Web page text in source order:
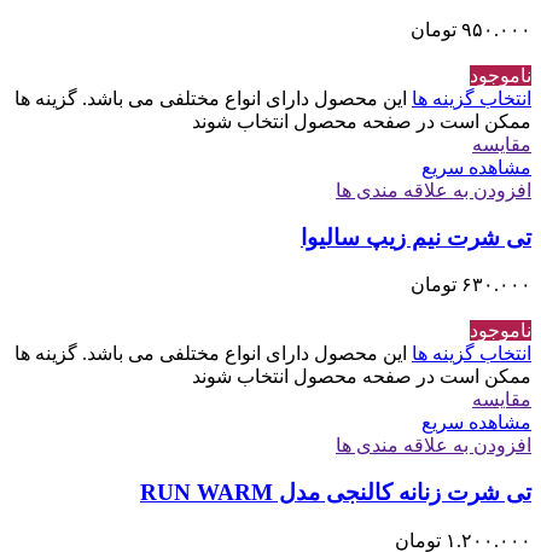
۹۵۰.۰۰۰ تومان
ناموجود
انتخاب گزینه ها این محصول دارای انواع مختلفی می باشد. گزینه ها
ممکن است در صفحه محصول انتخاب شوند
مقایسه
مشاهده سریع
افزودن به علاقه مندی ها
تی شرت نیم زیپ سالیوا
۶۳۰.۰۰۰ تومان
ناموجود
انتخاب گزینه ها این محصول دارای انواع مختلفی می باشد. گزینه ها
ممکن است در صفحه محصول انتخاب شوند
مقایسه
مشاهده سریع
افزودن به علاقه مندی ها
تی شرت زنانه کالنجی مدل RUN WARM
۱.۲۰۰.۰۰۰ تومان